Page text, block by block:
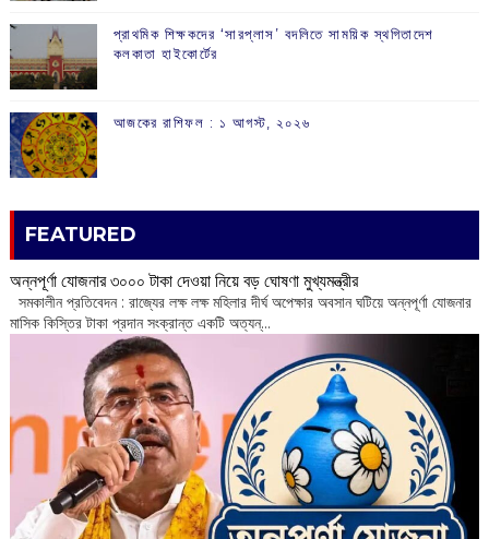
প্রাথমিক শিক্ষকদের ‘সারপ্লাস’ বদলিতে সাময়িক স্থগিতাদেশ
কলকাতা হাইকোর্টের
আজকের রাশিফল :‌ ‌‌১ আগস্ট, ২০২৬
FEATURED
অন্নপূর্ণা যোজনার ৩০০০ টাকা দেওয়া নিয়ে বড় ঘোষণা মুখ্যমন্ত্রীর
সমকালীন প্রতিবেদন : রাজ্যের লক্ষ লক্ষ মহিলার দীর্ঘ অপেক্ষার অবসান ঘটিয়ে অন্নপূর্ণা যোজনার
মাসিক কিস্তির টাকা প্রদান সংক্রান্ত একটি অত্যন্...